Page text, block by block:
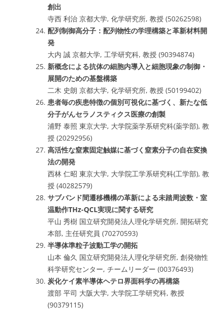
創出
寺西 利治 京都大学, 化学研究所, 教授 (50262598)
配列制御高分子：配列物性の学理構築と革新材料開
発
大内 誠 京都大学, 工学研究科, 教授 (90394874)
新概念による抗体の細胞内導入と細胞現象の制御・
展開のための基盤構築
二木 史朗 京都大学, 化学研究所, 教授 (50199402)
患者毎の疾患特徴の個別可視化に基づく、新たな低
分子がんセラノスティクス医療の創製
浦野 泰照 東京大学, 大学院薬学系研究科(薬学部), 教
授 (20292956)
高活性な窒素固定触媒に基づく窒素分子の自在変換
法の開発
西林 仁昭 東京大学, 大学院工学系研究科(工学部), 教
授 (40282579)
サブバンド間遷移機構の革新による未踏周波数・室
温動作THz-QCL実現に関する研究
平山 秀樹 国立研究開発法人理化学研究所, 開拓研究
本部, 主任研究員 (70270593)
半導体準粒子波動工学の開拓
山本 倫久 国立研究開発法人理化学研究所, 創発物性
科学研究センター, チームリーダー (00376493)
炭化ケイ素半導体ヘテロ界面科学の再構築
渡部 平司 大阪大学, 大学院工学研究科, 教授
(90379115)